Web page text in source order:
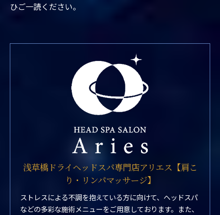
ひご一読ください。
浅草橋ドライヘッドスパ専門店アリエス【肩こ
り・リンパマッサージ】
ストレスによる不調を抱えている方に向けて、ヘッドスパ
などの多彩な施術メニューをご用意しております。また、